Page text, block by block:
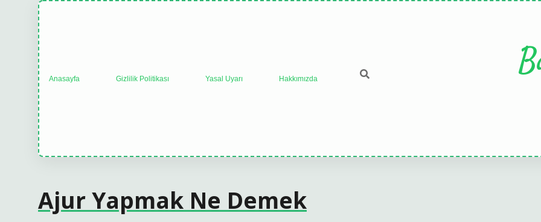
Anasayfa Gizlilik Politikası Yasal Uyarı Hakkımızda
Ajur Yapmak Ne Demek